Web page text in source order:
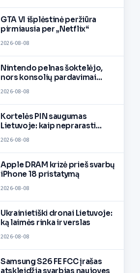
GTA VI išplėstinė peržiūra
pirmiausia per „Netflix“
2026-08-08
Nintendo pelnas šoktelėjo,
nors konsolių pardavimai
2026-08-08
Kortelės PIN saugumas
Lietuvoje: kaip neprarasti
2026-08-08
Apple DRAM krizė prieš svarbų
iPhone 18 pristatymą
2026-08-08
Ukrainietiški dronai Lietuvoje:
ką laimės rinka ir verslas
2026-08-08
Samsung S26 FE FCC įrašas
atskleidžia svarbias naujoves